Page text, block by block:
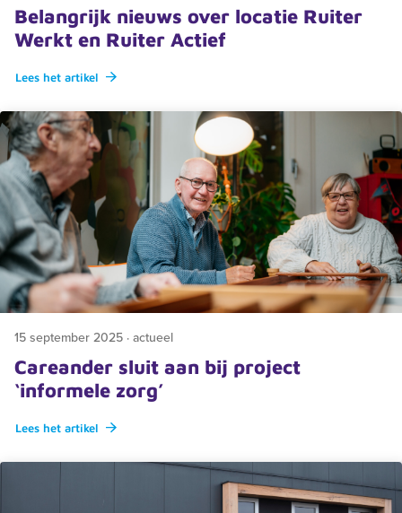
Belangrijk nieuws over locatie Ruiter
Werkt en Ruiter Actief
Lees het artikel
15 september 2025 · actueel
Careander sluit aan bij project
‘informele zorg’
Lees het artikel